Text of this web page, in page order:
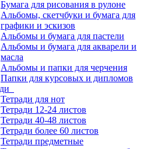
Бумага для рисования в рулоне
Альбомы, скетчбуки и бумага для
графики и эскизов
Альбомы и бумага для пастели
Альбомы и бумага для акварели и
масла
Альбомы и папки для черчения
Папки для курсовых и дипломов
Тетради для нот
Тетради 12-24 листов
Тетради 40-48 листов
Тетради более 60 листов
Тетради предметные